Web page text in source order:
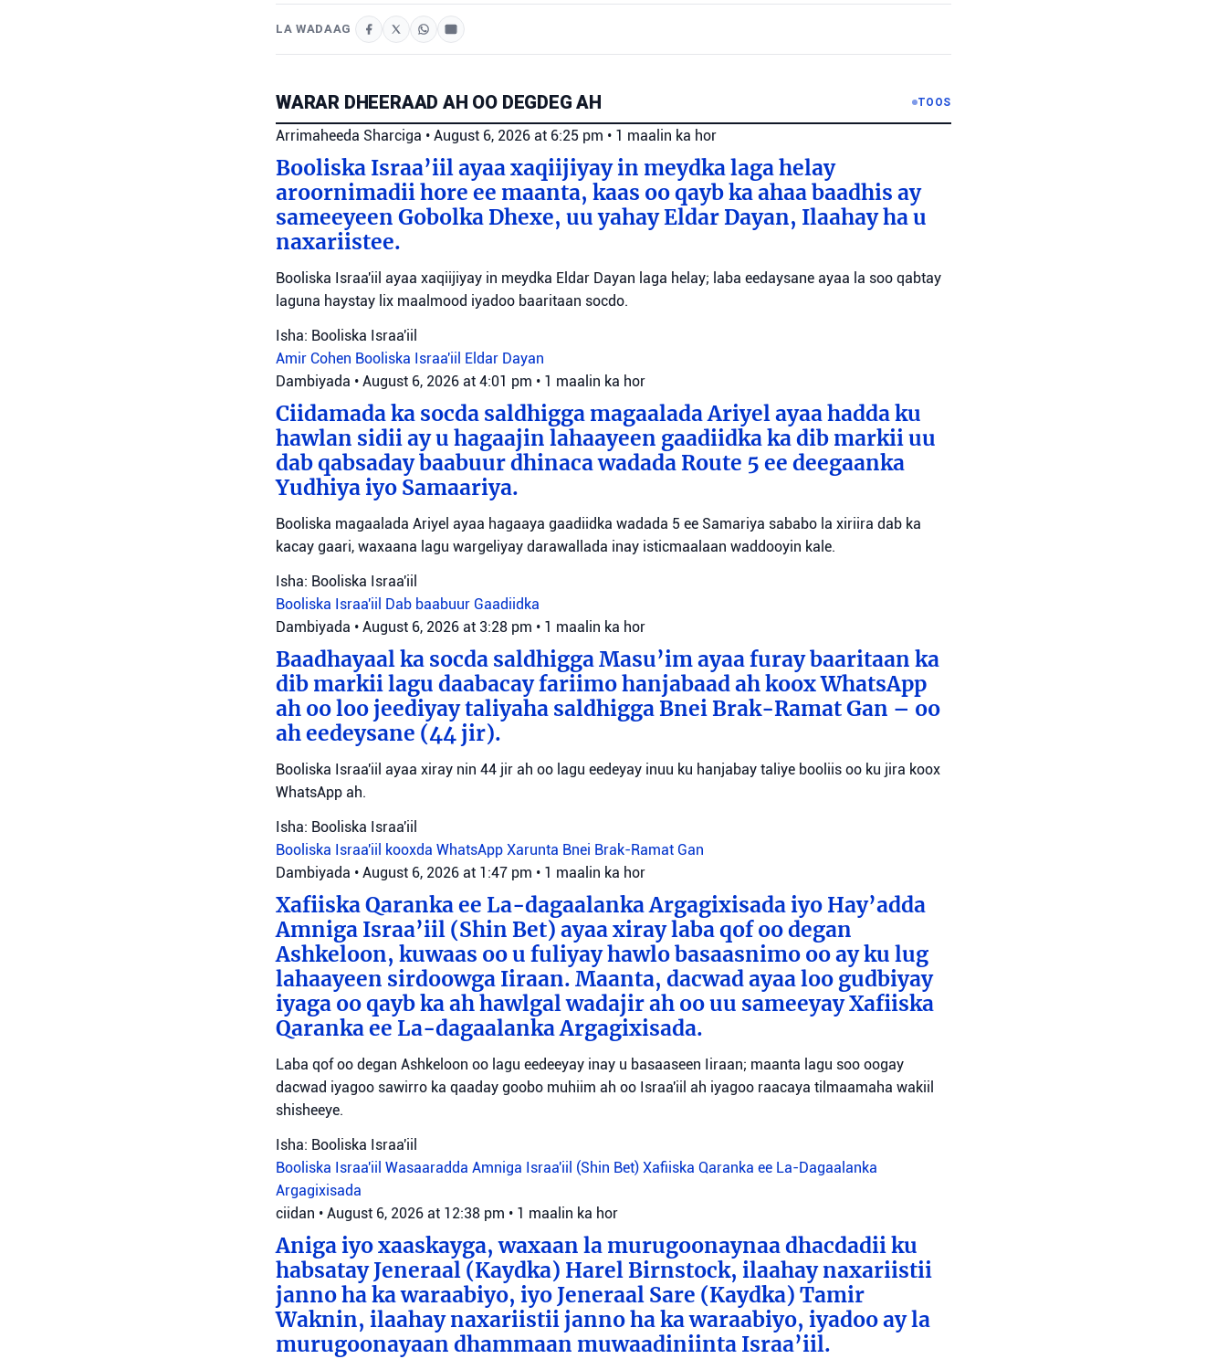
LA WADAAG
WARAR DHEERAAD AH OO DEGDEG AH TOOS
Arrimaheeda Sharciga • August 6, 2026 at 6:25 pm • 1 maalin ka hor
Booliska Israa’iil ayaa xaqiijiyay in meydka laga helay
aroornimadii hore ee maanta, kaas oo qayb ka ahaa baadhis ay
sameeyeen Gobolka Dhexe, uu yahay Eldar Dayan, Ilaahay ha u
naxariistee.
Booliska Israa'iil ayaa xaqiijiyay in meydka Eldar Dayan laga helay; laba eedaysane ayaa la soo qabtay
laguna haystay lix maalmood iyadoo baaritaan socdo.
Isha: Booliska Israa'iil
Amir Cohen Booliska Israa'iil Eldar Dayan
Dambiyada • August 6, 2026 at 4:01 pm • 1 maalin ka hor
Ciidamada ka socda saldhigga magaalada Ariyel ayaa hadda ku
hawlan sidii ay u hagaajin lahaayeen gaadiidka ka dib markii uu
dab qabsaday baabuur dhinaca wadada Route 5 ee deegaanka
Yudhiya iyo Samaariya.
Booliska magaalada Ariyel ayaa hagaaya gaadiidka wadada 5 ee Samariya sababo la xiriira dab ka
kacay gaari, waxaana lagu wargeliyay darawallada inay isticmaalaan waddooyin kale.
Isha: Booliska Israa'iil
Booliska Israa'iil Dab baabuur Gaadiidka
Dambiyada • August 6, 2026 at 3:28 pm • 1 maalin ka hor
Baadhayaal ka socda saldhigga Masu’im ayaa furay baaritaan ka
dib markii lagu daabacay fariimo hanjabaad ah koox WhatsApp
ah oo loo jeediyay taliyaha saldhigga Bnei Brak-Ramat Gan – oo
ah eedeysane (44 jir).
Booliska Israa'iil ayaa xiray nin 44 jir ah oo lagu eedeyay inuu ku hanjabay taliye booliis oo ku jira koox
WhatsApp ah.
Isha: Booliska Israa'iil
Booliska Israa'iil kooxda WhatsApp Xarunta Bnei Brak-Ramat Gan
Dambiyada • August 6, 2026 at 1:47 pm • 1 maalin ka hor
Xafiiska Qaranka ee La-dagaalanka Argagixisada iyo Hay’adda
Amniga Israa’iil (Shin Bet) ayaa xiray laba qof oo degan
Ashkeloon, kuwaas oo u fuliyay hawlo basaasnimo oo ay ku lug
lahaayeen sirdoowga Iiraan. Maanta, dacwad ayaa loo gudbiyay
iyaga oo qayb ka ah hawlgal wadajir ah oo uu sameeyay Xafiiska
Qaranka ee La-dagaalanka Argagixisada.
Laba qof oo degan Ashkeloon oo lagu eedeeyay inay u basaaseen Iiraan; maanta lagu soo oogay
dacwad iyagoo sawirro ka qaaday goobo muhiim ah oo Israa'iil ah iyagoo raacaya tilmaamaha wakiil
shisheeye.
Isha: Booliska Israa'iil
Booliska Israa'iil Wasaaradda Amniga Israa'iil (Shin Bet) Xafiiska Qaranka ee La-Dagaalanka
Argagixisada
ciidan • August 6, 2026 at 12:38 pm • 1 maalin ka hor
Aniga iyo xaaskayga, waxaan la murugoonaynaa dhacdadii ku
habsatay Jeneraal (Kaydka) Harel Birnstock, ilaahay naxariistii
janno ha ka waraabiyo, iyo Jeneraal Sare (Kaydka) Tamir
Waknin, ilaahay naxariistii janno ha ka waraabiyo, iyadoo ay la
murugoonayaan dhammaan muwaadiniinta Israa’iil.